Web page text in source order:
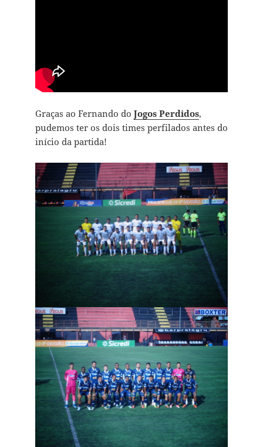
Graças ao Fernando do Jogos Perdidos,
pudemos ter os dois times perfilados antes do
início da partida!